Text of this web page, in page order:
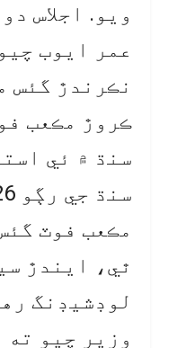
ويو. اجلاس
عمر ايوب
ڪروڙ مڪعب
سنڌ ۾ ئي
مڪعب فوٽ
ٿي، ايندڙ
لوڊشيڊنگ
وزير چيو